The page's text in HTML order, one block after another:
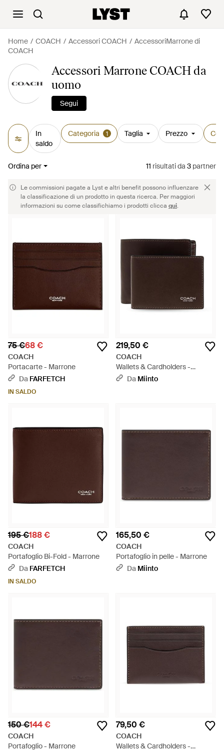
Home COACH Accessori COACH
AccessoriMarrone di
COACH
Accessori Marrone COACH da
uomo
Segui
In
saldo
Categoria 1 Taglia Prezzo
Ordina per 11 risultatida 3 partner
Le commissioni pagate a Lyst e altri benefit possono influenzare
la classificazione di un prodotto in questa ricerca. Per maggiori
informazioni su come classifichiamo i prodotti clicca qui.
75 €68 €
COACH
Portacarte - Marrone
Da FARFETCH
IN SALDO
219,50 €
COACH
Wallets & Cardholders -
Marrone
Da Miinto
195 €188 €
COACH
Portafoglio Bi-Fold - Marrone
Da FARFETCH
IN SALDO
165,50 €
COACH
Portafoglio in pelle - Marrone
Da Miinto
150 €144 €
COACH
Portafoglio - Marrone
79,50 €
COACH
Wallets & Cardholders -